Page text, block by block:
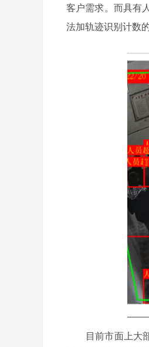
客户需求。而具有
法加轨迹识别计数
目前市面上大部